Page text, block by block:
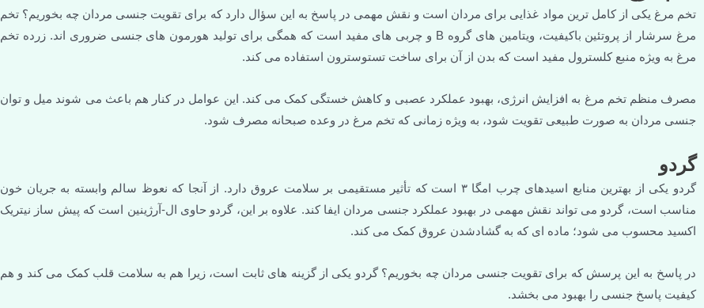
تخم مرغ یکی از کامل ترین مواد غذایی برای مردان است و نقش مهمی در پاسخ به این سؤال دارد که برای تقویت جنسی مردان چه بخوریم؟ تخم
مرغ سرشار از پروتئین باکیفیت، ویتامین های گروه B و چربی های مفید است که همگی برای تولید هورمون های جنسی ضروری اند. زرده تخم
مرغ به ویژه منبع کلسترول مفید است که بدن از آن برای ساخت تستوسترون استفاده می کند.
مصرف منظم تخم مرغ به افزایش انرژی، بهبود عملکرد عصبی و کاهش خستگی کمک می کند. این عوامل در کنار هم باعث می شوند میل و توان
جنسی مردان به صورت طبیعی تقویت شود، به ویژه زمانی که تخم مرغ در وعده صبحانه مصرف شود.
گردو
گردو یکی از بهترین منابع اسیدهای چرب امگا ۳ است که تأثیر مستقیمی بر سلامت عروق دارد. از آنجا که نعوظ سالم وابسته به جریان خون
مناسب است، گردو می تواند نقش مهمی در بهبود عملکرد جنسی مردان ایفا کند. علاوه بر این، گردو حاوی ال-آرژینین است که پیش ساز نیتریک
اکسید محسوب می شود؛ ماده ای که به گشادشدن عروق کمک می کند.
در پاسخ به این پرسش که برای تقویت جنسی مردان چه بخوریم؟ گردو یکی از گزینه های ثابت است، زیرا هم به سلامت قلب کمک می کند و هم
کیفیت پاسخ جنسی را بهبود می بخشد.